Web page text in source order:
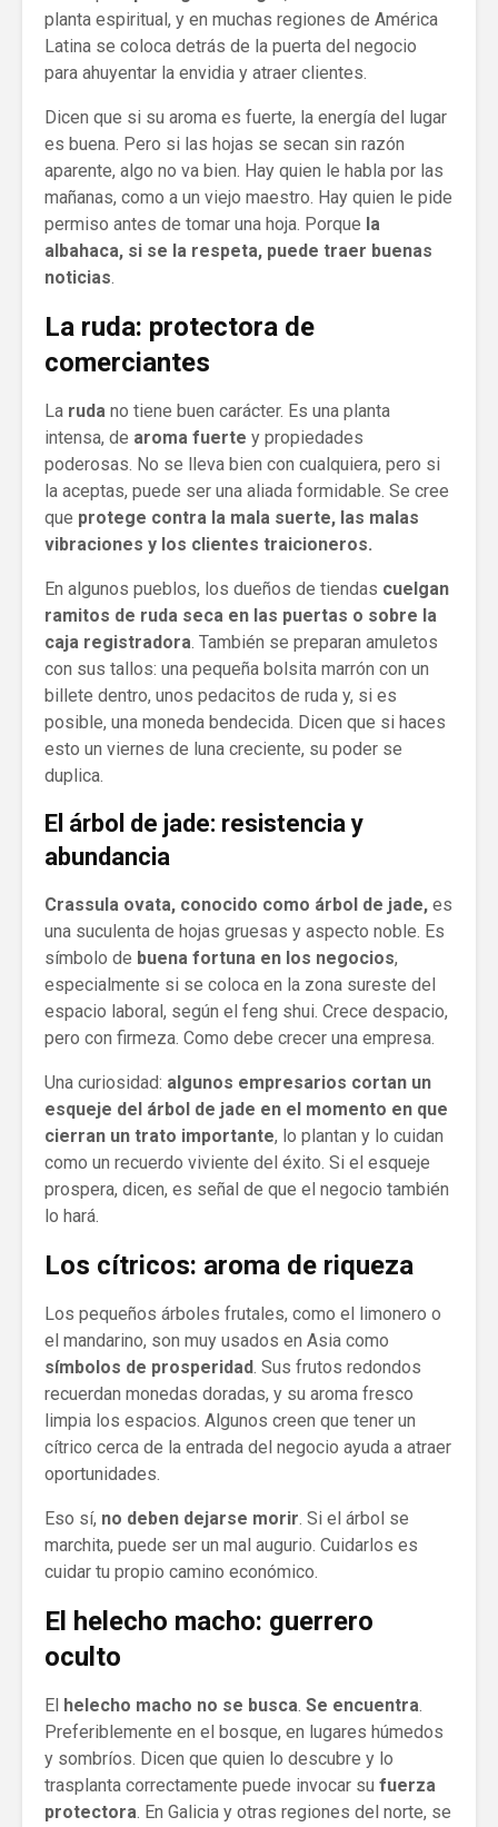
planta espiritual, y en muchas regiones de América
Latina se coloca detrás de la puerta del negocio
para ahuyentar la envidia y atraer clientes.
Dicen que si su aroma es fuerte, la energía del lugar
es buena. Pero si las hojas se secan sin razón
aparente, algo no va bien. Hay quien le habla por las
mañanas, como a un viejo maestro. Hay quien le pide
permiso antes de tomar una hoja. Porque la
albahaca, si se la respeta, puede traer buenas
noticias.
La ruda: protectora de
comerciantes
La ruda no tiene buen carácter. Es una planta
intensa, de aroma fuerte y propiedades
poderosas. No se lleva bien con cualquiera, pero si
la aceptas, puede ser una aliada formidable. Se cree
que protege contra la mala suerte, las malas
vibraciones y los clientes traicioneros.
En algunos pueblos, los dueños de tiendas cuelgan
ramitos de ruda seca en las puertas o sobre la
caja registradora. También se preparan amuletos
con sus tallos: una pequeña bolsita marrón con un
billete dentro, unos pedacitos de ruda y, si es
posible, una moneda bendecida. Dicen que si haces
esto un viernes de luna creciente, su poder se
duplica.
El árbol de jade: resistencia y
abundancia
Crassula ovata, conocido como árbol de jade, es
una suculenta de hojas gruesas y aspecto noble. Es
símbolo de buena fortuna en los negocios,
especialmente si se coloca en la zona sureste del
espacio laboral, según el feng shui. Crece despacio,
pero con firmeza. Como debe crecer una empresa.
Una curiosidad: algunos empresarios cortan un
esqueje del árbol de jade en el momento en que
cierran un trato importante, lo plantan y lo cuidan
como un recuerdo viviente del éxito. Si el esqueje
prospera, dicen, es señal de que el negocio también
lo hará.
Los cítricos: aroma de riqueza
Los pequeños árboles frutales, como el limonero o
el mandarino, son muy usados en Asia como
símbolos de prosperidad. Sus frutos redondos
recuerdan monedas doradas, y su aroma fresco
limpia los espacios. Algunos creen que tener un
cítrico cerca de la entrada del negocio ayuda a atraer
oportunidades.
Eso sí, no deben dejarse morir. Si el árbol se
marchita, puede ser un mal augurio. Cuidarlos es
cuidar tu propio camino económico.
El helecho macho: guerrero
oculto
El helecho macho no se busca. Se encuentra.
Preferiblemente en el bosque, en lugares húmedos
y sombríos. Dicen que quien lo descubre y lo
trasplanta correctamente puede invocar su fuerza
protectora. En Galicia y otras regiones del norte, se